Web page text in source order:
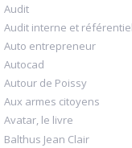
Audit
Audit interne et
Auto entrepreneur
Autocad
Autour de Poissy
Aux armes citoyens
Avatar, le livre
Balthus Jean Clair